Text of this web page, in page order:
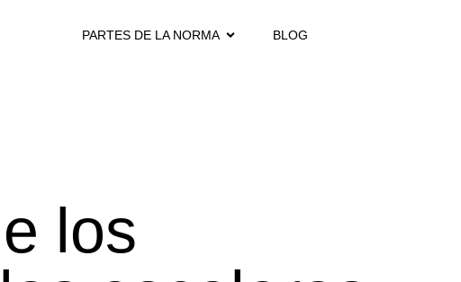
PARTES DE LA NORMA BLOG
los